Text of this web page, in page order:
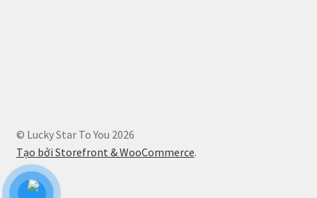
© Lucky Star To You 2026
Tạo bởi Storefront & WooCommerce.